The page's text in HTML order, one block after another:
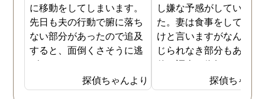
に移動をしてしまいます。
先日も夫の行動で腑に落ち
ない部分があったので追及
すると、面倒くさそうに逃
げてしまいました。そこで
探偵に夫の行動について調
査をしてもらうと、やはり
探偵ちゃんより
し嫌な予感がしていまし
た。妻は食事をしている
けと言いますがなんとも
じられなき部分もあり、
偵に調査を依頼しました
妻は定期的に男友達と食
に出かけているため、調
探偵ちゃん